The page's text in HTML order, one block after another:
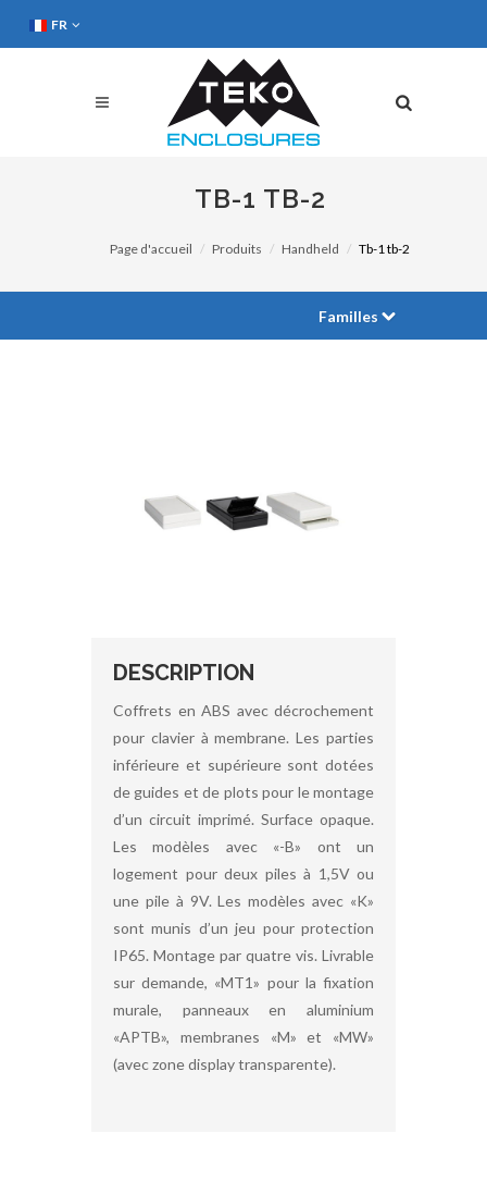
FR
TB-1 TB-2
Page d'accueil Produits Handheld Tb-1 tb-2
Familles
DESCRIPTION
Coffrets en ABS avec décrochement
pour clavier à membrane. Les parties
inférieure et supérieure sont dotées
de guides et de plots pour le montage
d’un circuit imprimé. Surface opaque.
Les modèles avec «-B» ont un
logement pour deux piles à 1,5V ou
une pile à 9V. Les modèles avec «K»
sont munis d’un jeu pour protection
IP65. Montage par quatre vis. Livrable
sur demande, «MT1» pour la fixation
murale, panneaux en aluminium
«APTB», membranes «M» et «MW»
(avec zone display transparente).